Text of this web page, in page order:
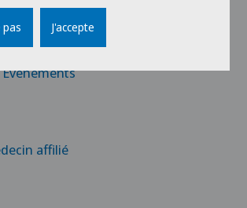
affilié
pas J'accepte